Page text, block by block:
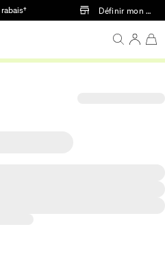
Passer au contenu principal
Définir mon